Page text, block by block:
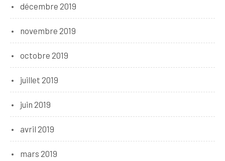
décembre 2019
novembre 2019
octobre 2019
juillet 2019
juin 2019
avril 2019
mars 2019